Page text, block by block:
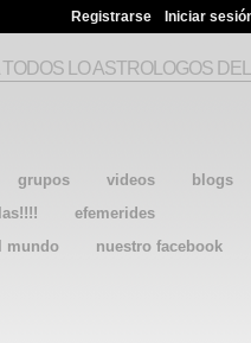
Registrarse Iniciar
grupos videos blogs
efemerides
mundo
nuestro facebook
LO ASTROLOGOS